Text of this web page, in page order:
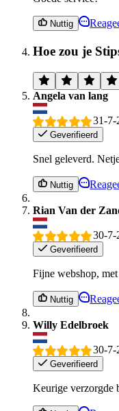
Nuttig
Hoe zou je
Angela van lang
31-7-
Geverifieerd
Snel geleverd.
Nuttig
Rian Van der
30-7-
Geverifieerd
Fijne webshop,
Nuttig
Willy Edelbroek
30-7-
Geverifieerd
Keurige verzorgde